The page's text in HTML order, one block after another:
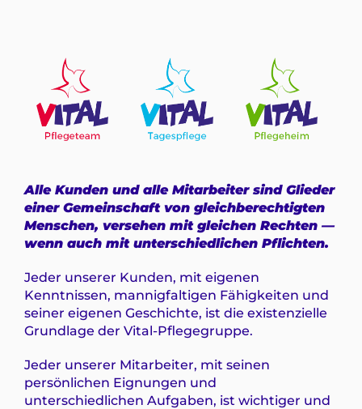
Alle Kunden und alle Mitarbeiter sind Glieder
einer Gemeinschaft von gleichberechtigten
Menschen, versehen mit gleichen Rechten —
wenn auch mit unterschiedlichen Pflichten.
Jeder unserer Kunden, mit eigenen
Kenntnissen, mannigfaltigen Fähigkeiten und
seiner eigenen Geschichte, ist die existenzielle
Grundlage der Vital-Pflegegruppe.
Jeder unserer Mitarbeiter, mit seinen
persönlichen Eignungen und
unterschiedlichen Aufgaben, ist wichtiger und